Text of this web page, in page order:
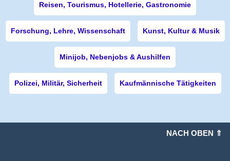
Reisen, Tourismus, Hotellerie, Gastronomie
Forschung, Lehre, Wissenschaft Kunst, Kultur & Musik
Minijob, Nebenjobs & Aushilfen
Polizei, Militär, Sicherheit Kaufmännische Tätigkeiten
NACH OBEN ⇑